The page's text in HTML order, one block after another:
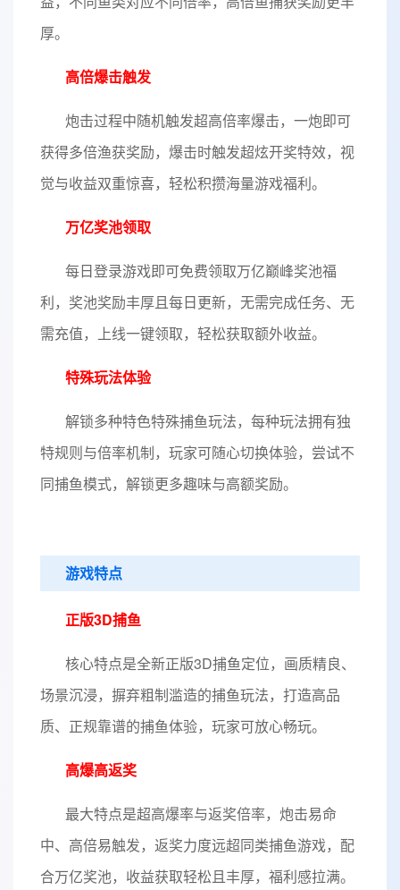
厚。
高倍爆击触发
炮击过程中随机触发超高倍率爆击，一炮即可
获得多倍渔获奖励，爆击时触发超炫开奖特效，视
觉与收益双重惊喜，轻松积攒海量游戏福利。
万亿奖池领取
每日登录游戏即可免费领取万亿巅峰奖池福
利，奖池奖励丰厚且每日更新，无需完成任务、无
需充值，上线一键领取，轻松获取额外收益。
特殊玩法体验
解锁多种特色特殊捕鱼玩法，每种玩法拥有独
特规则与倍率机制，玩家可随心切换体验，尝试不
同捕鱼模式，解锁更多趣味与高额奖励。
游戏特点
正版3D捕鱼
核心特点是全新正版3D捕鱼定位，画质精良、
场景沉浸，摒弃粗制滥造的捕鱼玩法，打造高品
质、正规靠谱的捕鱼体验，玩家可放心畅玩。
高爆高返奖
最大特点是超高爆率与返奖倍率，炮击易命
中、高倍易触发，返奖力度远超同类捕鱼游戏，配
合万亿奖池，收益获取轻松且丰厚，福利感拉满。